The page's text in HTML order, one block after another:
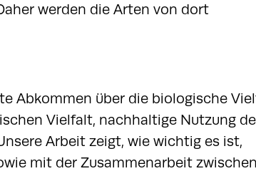
werden die Arten von dort
Abkommen über die biologische
Vielfalt, nachhaltige Nutzung
Arbeit zeigt, wie wichtig es ist,
mit der Zusammenarbeit zwischen